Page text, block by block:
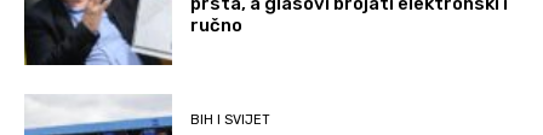
ručno
BIH I SVIJET